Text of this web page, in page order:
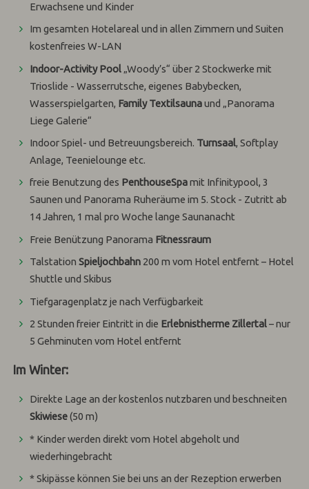
Erwachsene und Kinder
Im gesamten Hotelareal und in allen Zimmern und Suiten
kostenfreies W-LAN
Indoor-Activity Pool „Woody’s“ über 2 Stockwerke mit
Trioslide - Wasserrutsche, eigenes Babybecken,
Wasserspielgarten, Family Textilsaunaund „Panorama
Liege Galerie“
Indoor Spiel- und Betreuungsbereich. Turnsaal, Softplay
Anlage, Teenielounge etc.
freie Benutzung des PenthouseSpamit Infinitypool, 3
Saunen und Panorama Ruheräume im 5. Stock - Zutritt ab
14 Jahren, 1 mal pro Woche lange Saunanacht
Freie Benützung Panorama Fitnessraum
TalstationSpieljochbahn 200 m vom Hotel entfernt – Hotel
Shuttle und Skibus
Tiefgaragenplatz je nach Verfügbarkeit
2 Stunden freier Eintritt in die Erlebnistherme Zillertal– nur
5 Gehminuten vom Hotel entfernt
Im Winter:
Direkte Lage an der kostenlos nutzbaren und beschneiten
Skiwiese(50 m)
* Kinder werden direkt vom Hotel abgeholt und
wiederhingebracht
* Skipässe können Sie bei uns an der Rezeption erwerben